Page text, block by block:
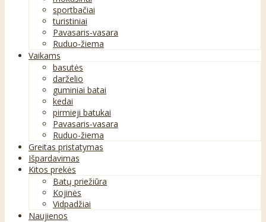
sportbačiai
turistiniai
Pavasaris-vasara
Ruduo-žiema
Vaikams
basutės
darželio
guminiai batai
kedai
pirmieji batukai
Pavasaris-vasara
Ruduo-žiema
Greitas pristatymas
Išpardavimas
Kitos prekės
Batų priežiūra
Kojinės
Vidpadžiai
Naujienos